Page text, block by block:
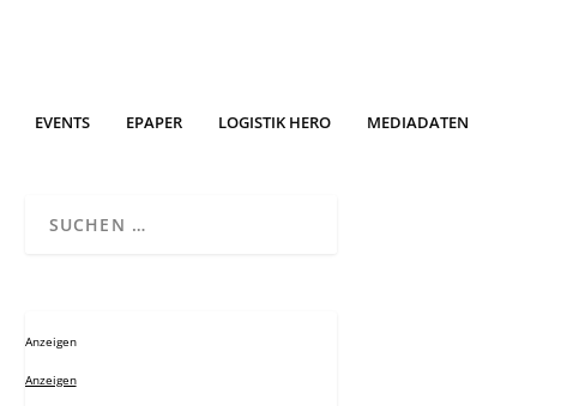
EVENTS EPAPER LOGISTIK HERO MEDIADATEN
Anzeigen
Anzeigen